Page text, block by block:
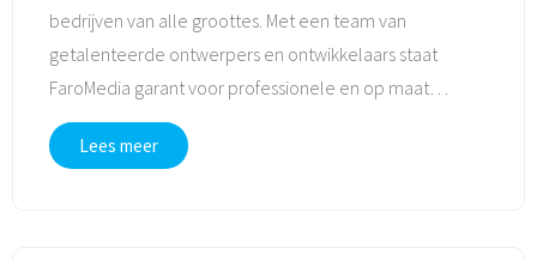
bedrijven van alle groottes. Met een team van
getalenteerde ontwerpers en ontwikkelaars staat
FaroMedia garant voor professionele en op maat
Lees meer